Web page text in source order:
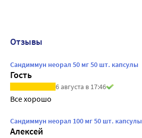
Отзывы
Сандиммун неорал 50 мг 50 шт. капсулы
Гость
6 августа в 17:46
Все хорошо
Сандиммун неорал 100 мг 50 шт. капсулы
Алексей